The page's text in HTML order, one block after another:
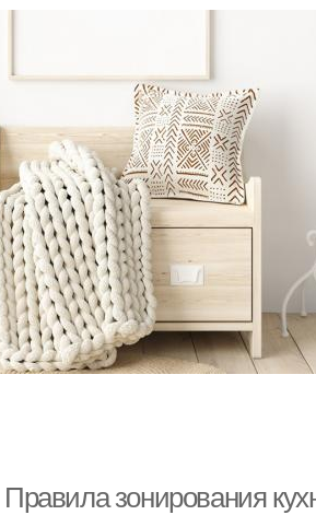
зонирования